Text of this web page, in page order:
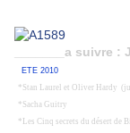
_______a suivre :
ETE 2010
*Stan Laurel et Oliver Hardy
*Sacha Guitry
*Les Cinq secrets du désert de